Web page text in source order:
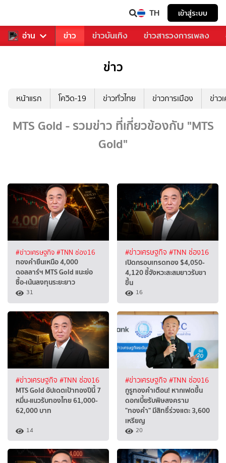
TH เข้าสู่ระบบ
อ่าน
คุณ กีฬา ข่าว ข่าวบันเทิง ข่าวสารวงการเพลง
ข่าว
หน้าแรก โควิด-19 ข่าวทั่วไทย ข่าวการเมือง ข่าว
MTS Gold - รวมข่าว ที่เกี่ยวข้องกับ "MTS
Gold"
#ข่าวเศรษฐกิจ #TNN ช่อง16
ทองคำยืนเหนือ 4,000
ดอลลาร์ฯ MTS Gold แนะย่อ
ซื้อ-เน้นลงทุนระยะยาว
31
#ข่าวเศรษฐกิจ #TNN ช่อง16
เปิดกรอบเทรดทอง $4,050-
4,120 ชี้จังหวะสะสมยาวรับขา
ขึ้น
16
#ข่าวเศรษฐกิจ #TNN ช่อง16
MTS Gold อัปเดตเป้าทองปีนี้ 7
หมื่น-แนวรับทองไทย 61,000-
62,000 บาท
14
#ข่าวเศรษฐกิจ #TNN ช่อง16
กูรูทองคำเตือน! หากเฟดขึ้น
ดอกเบี้ยรับพิษสงคราม
"ทองคำ" มีสิทธิ์ร่วงแตะ 3,600
เหรียญ
20